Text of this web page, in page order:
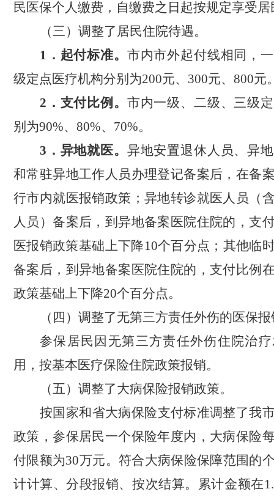
民医保个人缴费，自缴费之日起按规定享受
（三）调整了居民住院待遇。
1 ． 起付标准。 市内市外起付线相同，
级定点医疗机构分别为200元、 300元、 800元
2 ． 支付比例。 市内一级、二级、三级
别为90%、 80%、 70%。
3 ． 异地就医。 异地安置退休人员、异
和常驻异地工作人员办理登记备案后，在备
行市内就医报销政策；异地转诊就医人员（
人员）备案后，到异地备案医院住院的，支
医报销政策基础上下降10个百分点；其他临
备案后，到异地备案医院住院的，支付比例
政策基础上下降20个百分点。
（四）调整了无第三方责任外伤的医保
参保居民因无第三方责任外伤住院治
用，按基本医疗保险住院政策报销。
（五）调整了大病保险报销政策。
按国家和省大病保险支付标准调整了我
政策，参保居民一个保险年度内，大病保险
付限额为30万元。符合大病保险保障范围的
计计算、分段报销、按次结算。累计金额在